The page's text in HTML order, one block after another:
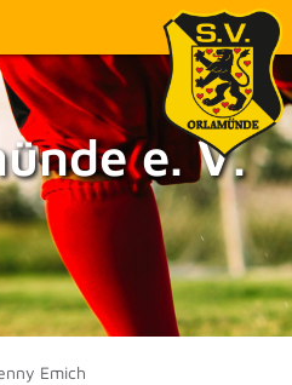
e. V.
Emich